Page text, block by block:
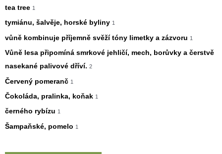
tea tree 1
tymiánu, šalvěje, horské byliny 1
vůně kombinuje příjemně svěží tóny limetky a zázvoru 1
Vůně lesa připomíná smrkové jehličí, mech, borůvky a čerstvě
nasekané palivové dříví. 2
Červený pomeranč 1
Čokoláda, pralinka, koňak 1
černého rybízu 1
Šampaňské, pomelo 1